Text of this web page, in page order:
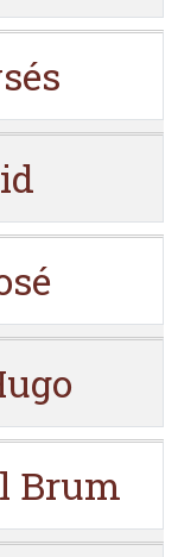
Brum